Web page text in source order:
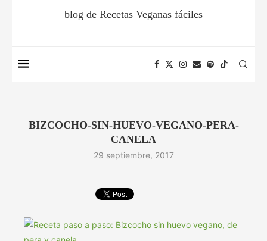
blog de Recetas Veganas fáciles
BIZCOCHO-SIN-HUEVO-VEGANO-PERA-
CANELA
29 septiembre, 2017